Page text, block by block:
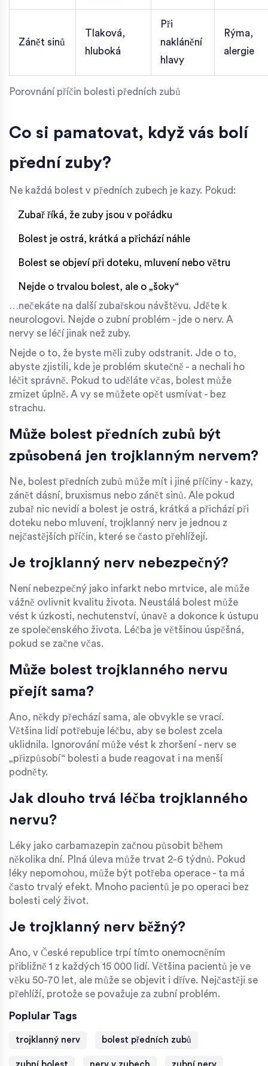
Porovnání příčin bolesti předních zubů
Zánět sinů
Tlaková,
hluboká
Při
naklánění
hlavy
Rýma,
alergie
Co si pamatovat, když vás bolí
přední zuby?
Ne každá bolest v předních zubech je kazy. Pokud:
Zubař říká, že zuby jsou v pořádku
Bolest je ostrá, krátká a přichází náhle
Bolest se objeví při doteku, mluvení nebo větru
Nejde o trvalou bolest, ale o „šoky“
…nečekáte na další zubařskou návštěvu. Jděte k
neurologovi. Nejde o zubní problém - jde o nerv. A
nervy se léčí jinak než zuby.
Nejde o to, že byste měli zuby odstranit. Jde o to,
abyste zjistili, kde je problém skutečně - a nechali ho
léčit správně. Pokud to uděláte včas, bolest může
zmizet úplně. A vy se můžete opět usmívat - bez
strachu.
Může bolest předních zubů být
způsobená jen trojklanným nervem?
Ne, bolest předních zubů může mít i jiné příčiny - kazy,
zánět dásní, bruxismus nebo zánět sinů. Ale pokud
zubař nic nevidí a bolest je ostrá, krátká a přichází při
doteku nebo mluvení, trojklanný nerv je jednou z
nejčastějších příčin, které se často přehlížejí.
Je trojklanný nerv nebezpečný?
Není nebezpečný jako infarkt nebo mrtvice, ale může
vážně ovlivnit kvalitu života. Neustálá bolest může
vést k úzkosti, nechutenství, únavě a dokonce k ústupu
ze společenského života. Léčba je většinou úspěšná,
pokud se začne včas.
Může bolest trojklanného nervu
přejít sama?
Ano, někdy přechází sama, ale obvykle se vrací.
Většina lidí potřebuje léčbu, aby se bolest zcela
uklidnila. Ignorování může vést k zhoršení - nerv se
„přizpůsobí“ bolesti a bude reagovat i na menší
podněty.
Jak dlouho trvá léčba trojklanného
nervu?
Léky jako carbamazepin začnou působit během
několika dní. Plná úleva může trvat 2-6 týdnů. Pokud
léky nepomohou, může být potřeba operace - ta má
často trvalý efekt. Mnoho pacientů je po operaci bez
bolesti celý život.
Je trojklanný nerv běžný?
Ano, v České republice trpí tímto onemocněním
přibližně 1 z každých 15 000 lidí. Většina pacientů je ve
věku 50-70 let, ale může se objevit i dříve. Nejčastěji se
přehlíží, protože se považuje za zubní problém.
Poplular Tags
trojklanný nerv bolest předních zubů